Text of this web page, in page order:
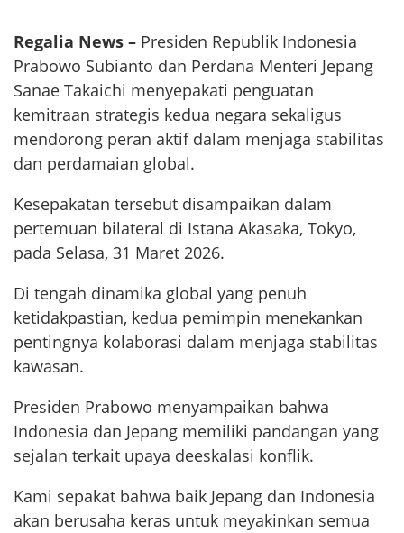
Regalia News – Presiden Republik Indonesia
Prabowo Subianto dan Perdana Menteri Jepang
Sanae Takaichi menyepakati penguatan
kemitraan strategis kedua negara sekaligus
mendorong peran aktif dalam menjaga stabilitas
dan perdamaian global.
Kesepakatan tersebut disampaikan dalam
pertemuan bilateral di Istana Akasaka, Tokyo,
pada Selasa, 31 Maret 2026.
Di tengah dinamika global yang penuh
ketidakpastian, kedua pemimpin menekankan
pentingnya kolaborasi dalam menjaga stabilitas
kawasan.
Presiden Prabowo menyampaikan bahwa
Indonesia dan Jepang memiliki pandangan yang
sejalan terkait upaya deeskalasi konflik.
Kami sepakat bahwa baik Jepang dan Indonesia
akan berusaha keras untuk meyakinkan semua